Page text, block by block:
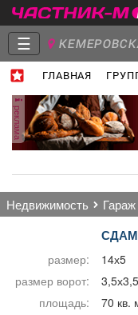
☰
ГЛАВНАЯ
Главная
Работа
реклама
недвижимость гараж
размер:
14х5
размер ворот:
3,5х3,5
площадь:
70 кв.